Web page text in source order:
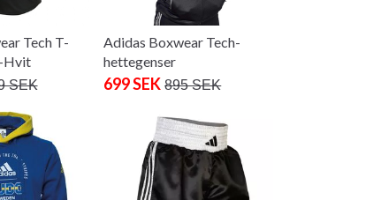
Tech T-
Hvit
SEK
Adidas Boxwear Tech-
hettegenser
699 SEK 895 SEK